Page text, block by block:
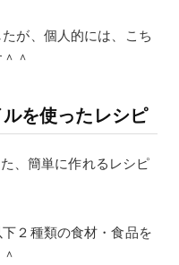
が、個人的には、こち
＾
を使ったレシピ
、簡単に作れるレシピ
２種類の食材・食品を